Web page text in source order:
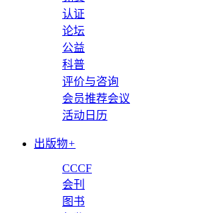
认证
论坛
公益
科普
评价与咨询
会员推荐会议
活动日历
出版物+
CCCF
会刊
图书